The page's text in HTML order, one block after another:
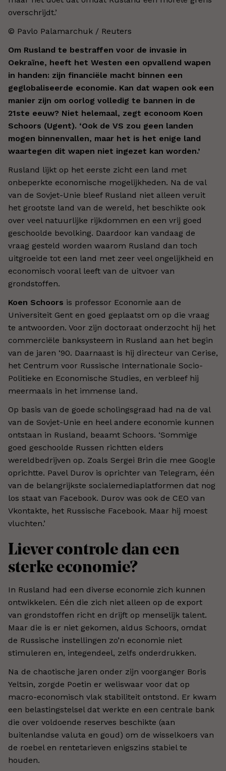
overschrijdt.’
© Pavlo Palamarchuk / Reuters
Om Rusland te bestraffen voor de invasie in
Oekraïne, heeft het Westen een opvallend wapen
in handen: zijn financiële macht binnen een
geglobaliseerde economie. Kan dat wapen ook een
manier zijn om oorlog volledig te bannen in de
21ste eeuw? Niet helemaal, zegt econoom Koen
Schoors (Ugent). ‘Ook de VS zou geen landen
mogen binnenvallen, maar het is het enige land
waartegen dit wapen niet ingezet kan worden.’
Rusland lijkt op het eerste zicht een land met
onbeperkte economische mogelijkheden. Na de val
van de Sovjet-Unie bleef Rusland niet alleen veruit
het grootste land van de wereld, het beschikte ook
over veel natuurlijke rijkdommen en een vrij goed
geschoolde bevolking. Daardoor kan vandaag de
vraag gesteld worden waarom Rusland dan toch
uitgroeide tot een land met zeer veel ongelijkheid en
economisch vooral leeft van de uitvoer van
grondstoffen.
Koen Schoors is professor Economie aan de
Universiteit Gent en goed geplaatst om op die vraag
te antwoorden. Voor zijn doctoraat onderzocht hij het
commerciële banksysteem in Rusland aan het begin
van de jaren ‘90. Daarnaast is hij directeur van Cerise,
het Centrum voor Russische Internationale Socio-
Politieke en Economische Studies, en verbleef hij
meermaals in het immense land.
Op basis van de goede scholingsgraad had na de val
van de Sovjet-Unie en heel andere economie kunnen
ontstaan in Rusland, beaamt Schoors. ‘Sommige
goed geschoolde Russen richtten elders
wereldbedrijven op. Zoals Sergei Brin die mee Google
oprichtte. Pavel Durov is oprichter van Telegram, één
van de belangrijkste socialemediaplatformen dat nog
los staat van Facebook. Durov was ook de CEO van
Vkontakte, het Russische Facebook. Maar hij moest
vluchten.’
Liever controle dan een
sterke economie?
In Rusland had een diverse economie zich kunnen
ontwikkelen. Eén die zich niet alleen op de export
van grondstoffen richt en drijft op menselijk talent.
Maar die is er niet gekomen, aldus Schoors, omdat
de Russische instellingen zo’n economie niet
stimuleren en, integendeel, zelfs onderdrukken.
Na de chaotische jaren onder zijn voorganger Boris
Yeltsin, zorgde Poetin er weliswaar voor dat op
macro-economisch vlak stabiliteit ontstond. Er kwam
een belastingstelsel dat werkte en een centrale bank
die over voldoende reserves beschikte (aan
buitenlandse valuta en goud) om de wisselkoers van
de roebel en rentetarieven enigszins stabiel te
houden.